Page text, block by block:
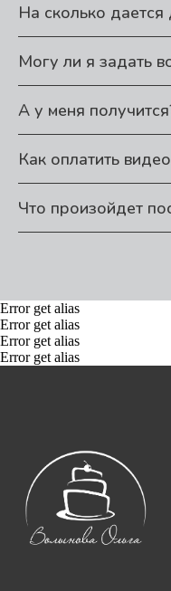
На сколько дается
Могу ли я задать
А у меня
Как оплатить
Что произойдет
Error get alias
Error get alias
Error get alias
Error get alias